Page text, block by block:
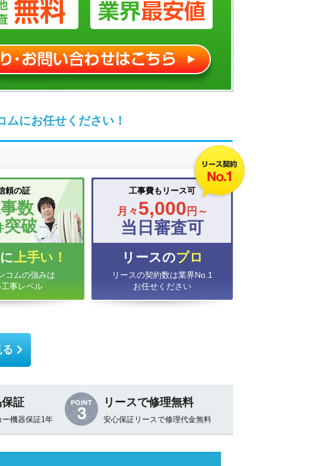
ムにお任せください！
頼の証
数
突破
上手い！
コムの強みは
事レベル
工事費もリース可
月々 5,000 円～
当日審査可
リースのプロ
リースの契約数は業界No.1
お任せください
証
ー機器保証1年
リースで修理無料
安心保証リースで修理代金無料